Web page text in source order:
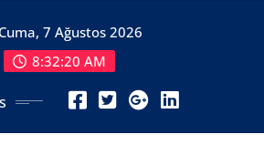
Cuma, 7 Ağustos 2026
8:32:22 AM